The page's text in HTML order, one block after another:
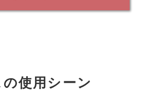
使用シーン